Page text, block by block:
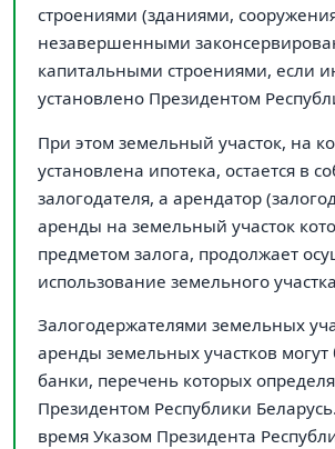
строениями (зданиями,
незавершенными
капитальными строениями, если
установлено Президентом
При этом земельный участок, на
установлена ипотека, остается в
залогодателя, а арендатор
аренды на земельный участок
предметом залога, продолжает
использование земельного
Залогодержателями земельных
аренды земельных участков могут
банки, перечень которых
Президентом Республики
время Указом Президента